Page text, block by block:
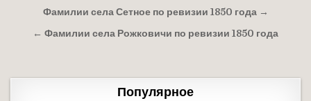
Навигация по записям
Фамилии села Сетное по ревизии 1850 года →
← Фамилии села Рожковичи по ревизии 1850 года
Популярное